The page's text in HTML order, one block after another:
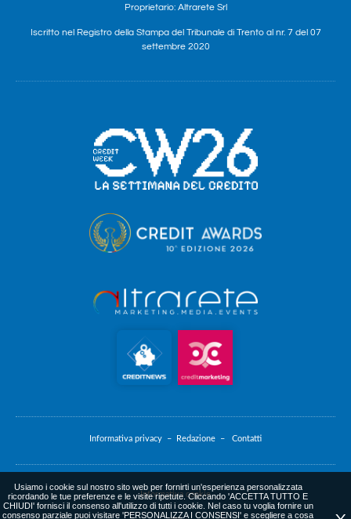
Proprietario: Altrarete Srl
Iscritto nel Registro della Stampa del Tribunale di Trento al nr. 7 del 07
settembre 2020
Informativa privacy – Redazione – Contatti
Informativa cookie
Usiamo i cookie sul nostro sito web per fornirti un'esperienza personalizzata
ricordando le tue preferenze e le visite ripetute. Cliccando 'ACCETTA TUTTO E
CHIUDI' fornisci il consenso all'utilizzo di tutti i cookie. Nel caso tu voglia fornire un
consenso parziale puoi visitare 'PERSONALIZZA I CONSENSI' e scegliere a cosa